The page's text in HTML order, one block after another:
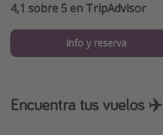
4,1 sobre 5 en TripAdvisor.
Info y reserva
Encuentra tus vuelos ✈️